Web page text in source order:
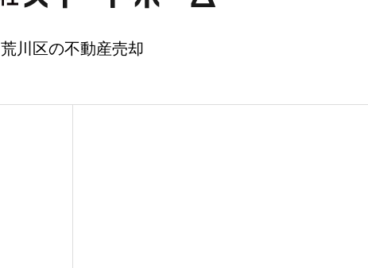
荒川区の不動産売却